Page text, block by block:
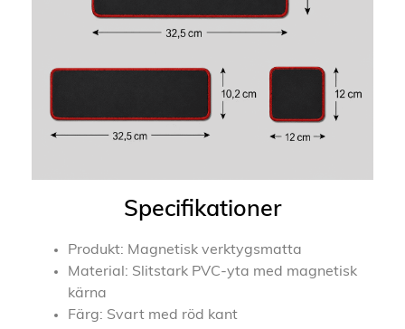
Specifikationer
Produkt: Magnetisk verktygsmatta
Material: Slitstark PVC-yta med magnetisk
kärna
Färg: Svart med röd kant